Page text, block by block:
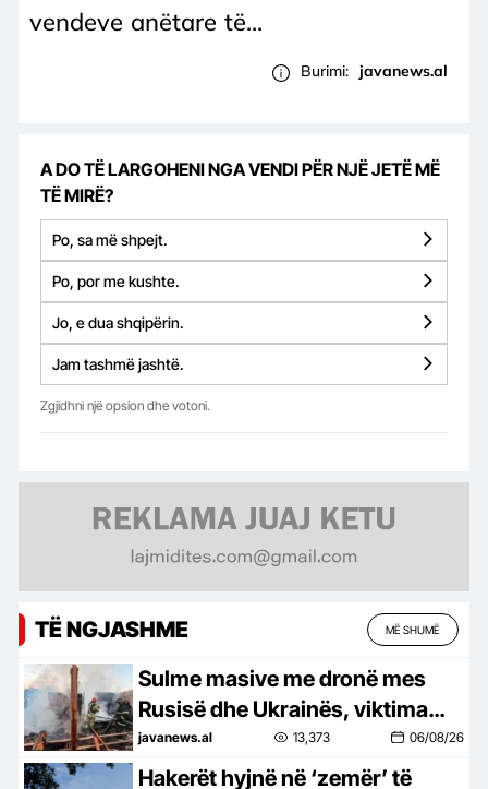
vendeve anëtare të...
Burimi: javanews.al
A DO TË LARGOHENI NGA VENDI PËR NJË JETË MË
TË MIRË?
Po, sa më shpejt.
Po, por me kushte.
Jo, e dua shqipërin.
Jam tashmë jashtë.
Zgjidhni një opsion dhe votoni.
TË NGJASHME MË SHUMË
Sulme masive me dronë mes
Rusisë dhe Ukrainës, viktima
dhe dëme
javanews.al 13,373 06/08/26
Hakerët hyjnë në ‘zemër’ të